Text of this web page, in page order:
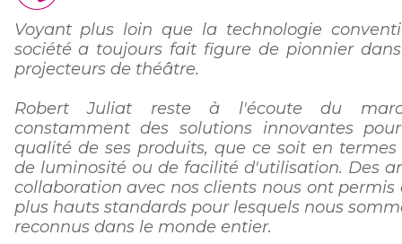
Voyant plus loin que la technologie
société a toujours fait figure de pionnier
projecteurs de théâtre.
Robert Juliat reste à l'écoute du
constamment des solutions innovantes
qualité de ses produits, que ce soit en termes
de luminosité ou de facilité d'utilisation. Des
collaboration avec nos clients nous ont permis
plus hauts standards pour lesquels nous
reconnus dans le monde entier.